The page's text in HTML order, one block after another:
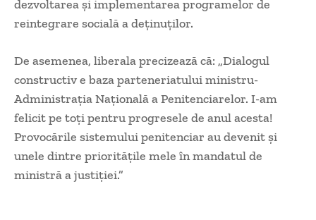
dezvoltarea și implementarea programelor de
reintegrare socială a deținuților.
De asemenea, liberala precizează că: „Dialogul
constructiv e baza parteneriatului ministru-
Administraţia Naţională a Penitenciarelor. I-am
felicit pe toți pentru progresele de anul acesta!
Provocările sistemului penitenciar au devenit și
unele dintre prioritățile mele în mandatul de
ministră a justiției.”